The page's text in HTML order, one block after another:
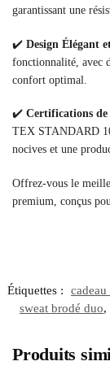
garantissant une
✔️ Design Élégant
fonctionnalité, avec
confort optimal.
✔️ Certifications de
TEX STANDARD
nocives et une
Offrez-vous le
premium, conçus
Étiquettes :
sweat brodé duo,
Produits